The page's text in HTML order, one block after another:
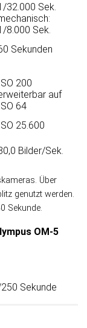
32.000 Sek.
8.000 Sek.
Sekunden
200
auf
64
25.600
Bilder/Sek.
Über
ge­nutzt werden.
Sekunde.
OM-5
Sekunde